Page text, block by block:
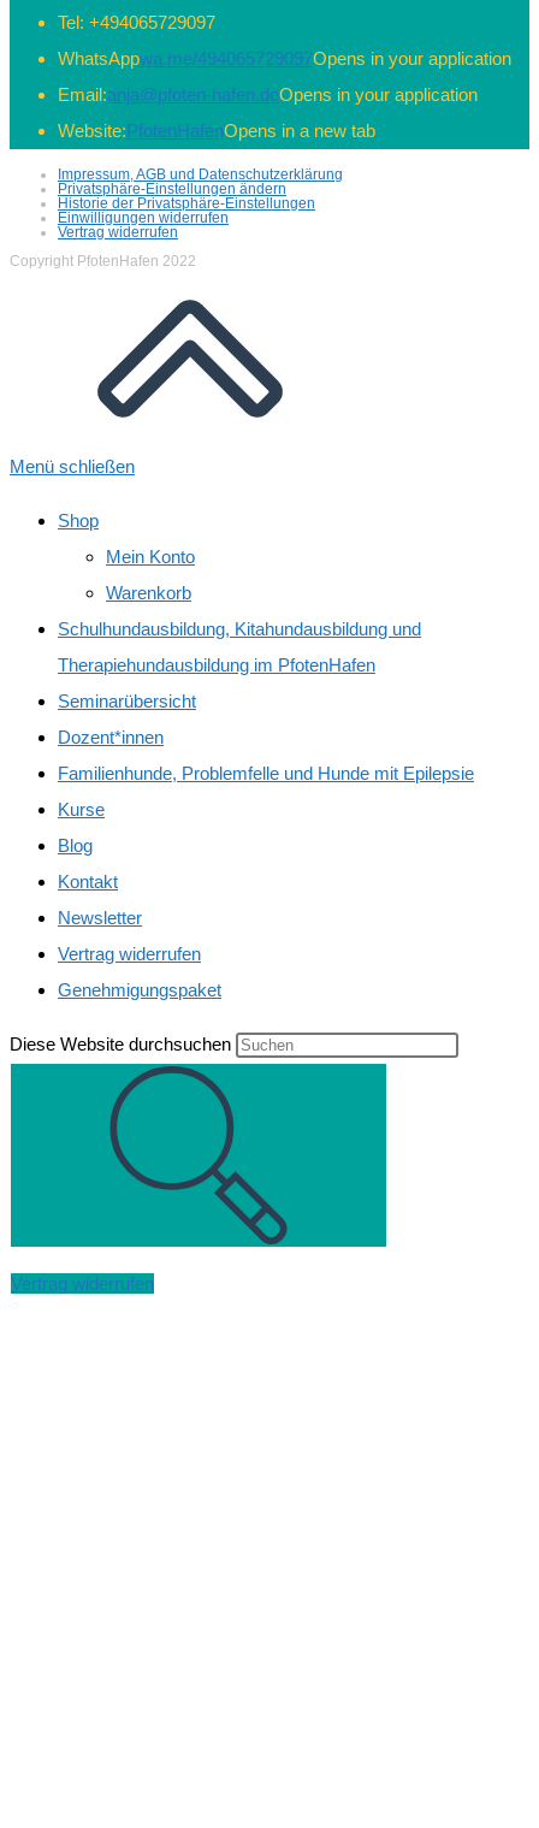
Tel: +494065729097
WhatsAppwa.me/494065729097Opens in your application
Email:anja@pfoten-hafen.deOpens in your application
Website:PfotenHafenOpens in a new tab
Impressum, AGB und Datenschutzerklärung
Privatsphäre-Einstellungen ändern
Historie der Privatsphäre-Einstellungen
Einwilligungen widerrufen
Vertrag widerrufen
Copyright PfotenHafen 2022
Menü schließen
Shop
Mein Konto
Warenkorb
Schulhundausbildung, Kitahundausbildung und
Therapiehundausbildung im PfotenHafen
Seminarübersicht
Dozent*innen
Familienhunde, Problemfelle und Hunde mit Epilepsie
Kurse
Blog
Kontakt
Newsletter
Vertrag widerrufen
Genehmigungspaket
Diese Website durchsuchen
Vertrag widerrufen